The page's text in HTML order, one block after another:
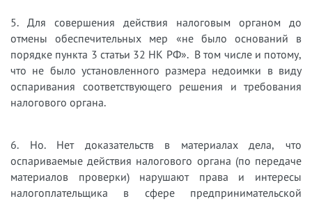
5. Для совершения действия налоговым органом до
отмены обеспечительных мер «не было оснований в
порядке пункта 3 статьи 32 НК РФ». В том числе и потому,
что не было установленного размера недоимки в виду
оспаривания соответствующего решения и требования
налогового органа.
6. Но. Нет доказательств в материалах дела, что
оспариваемые действия налогового органа (по передаче
материалов проверки) нарушают права и интересы
налогоплательщика в сфере предпринимательской